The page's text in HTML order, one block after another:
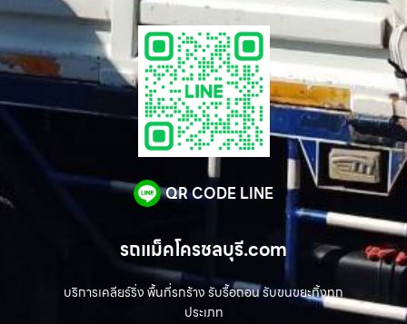
QR CODE LINE
รถแม็คโครชลบุรี.com
บริการเคลียร์ริ่ง พื้นที่รกร้าง รับรื้อถอน รับขนขยะทิ้งทุก
ประเภท